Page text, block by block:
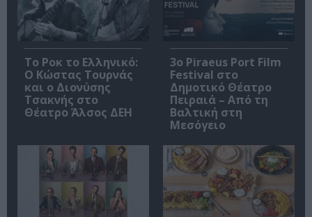
Το Ροκ το Ελληνικό:
Ο Κώστας Τουρνάς
και ο Διονύσης
Τσακνής στο
Θέατρο Άλσος ΔΕΗ
3o Piraeus Port Film
Festival στο
Δημοτικό Θέατρο
Πειραιά – Από τη
Βαλτική στη
Μεσόγειο